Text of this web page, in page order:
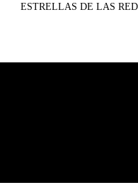
ESTRELLAS DE LAS